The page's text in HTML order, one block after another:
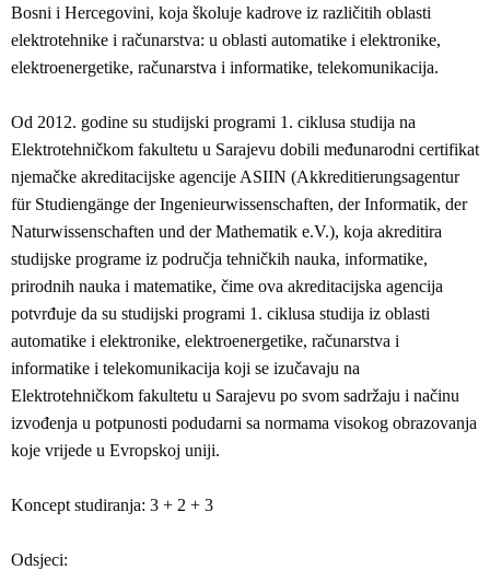
Bosni i Hercegovini, koja školuje kadrove iz različitih oblasti
elektrotehnike i računarstva: u oblasti automatike i elektronike,
elektroenergetike, računarstva i informatike, telekomunikacija.
Od 2012. godine su studijski programi 1. ciklusa studija na
Elektrotehničkom fakultetu u Sarajevu dobili međunarodni certifikat
njemačke akreditacijske agencije ASIIN (Akkreditierungsagentur
für Studiengänge der Ingenieurwissenschaften, der Informatik, der
Naturwissenschaften und der Mathematik e.V.), koja akreditira
studijske programe iz područja tehničkih nauka, informatike,
prirodnih nauka i matematike, čime ova akreditacijska agencija
potvrđuje da su studijski programi 1. ciklusa studija iz oblasti
automatike i elektronike, elektroenergetike, računarstva i
informatike i telekomunikacija koji se izučavaju na
Elektrotehničkom fakultetu u Sarajevu po svom sadržaju i načinu
izvođenja u potpunosti podudarni sa normama visokog obrazovanja
koje vrijede u Evropskoj uniji.
Koncept studiranja: 3 + 2 + 3
Odsjeci: